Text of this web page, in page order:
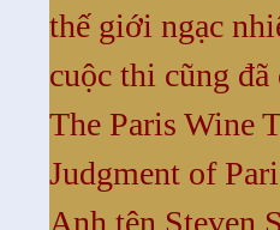
thế giới ngạc
cuộc thi cũng
The Paris Wine
Judgment of
Anh tên Steven